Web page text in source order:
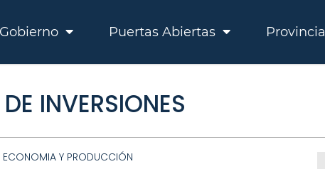
Gobierno Puertas Abiertas Provincia
INVERSIONES
ECONOMIA Y PRODUCCIÓN